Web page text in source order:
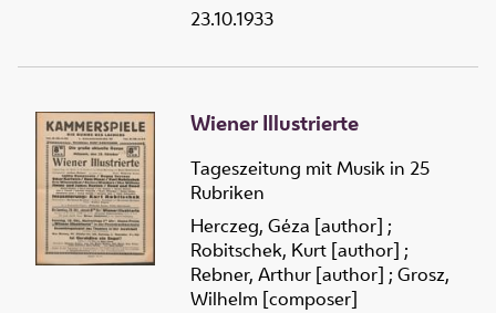
23.10.1933
Wiener Illustrierte
Tageszeitung mit Musik in 25
Rubriken
Herczeg, Géza [author] ;
Robitschek, Kurt [author] ;
Rebner, Arthur [author] ; Grosz,
Wilhelm [composer]